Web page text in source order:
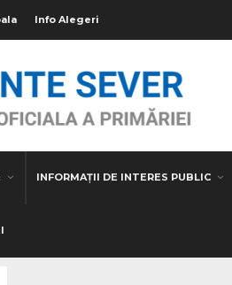
Info Alegeri
INFORMAȚII DE INTERES PUBLIC